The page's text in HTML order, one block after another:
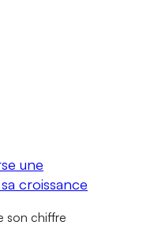
une
croissance
son chiffre